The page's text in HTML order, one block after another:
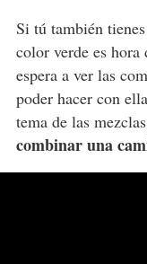
Si tú también
color verde es
espera a ver las
poder hacer con
tema de las
combinar una